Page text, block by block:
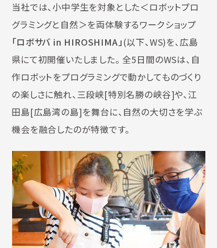
当社では、小中学生を対象とした＜ロボットプロ
グラミングと自然＞を両体験するワークショップ
「ロボサバ in HIROSHIMA」(以下、WS)を、広島
県にて初開催いたしました。 全5日間のWSは、自
作ロボットをプログラミングで動かしてものづくり
の楽しさに触れ、三段峡[特別名勝の峡谷]や、江
田島[広島湾の島]を舞台に、自然の大切さを学ぶ
機会を融合したのが特徴です。